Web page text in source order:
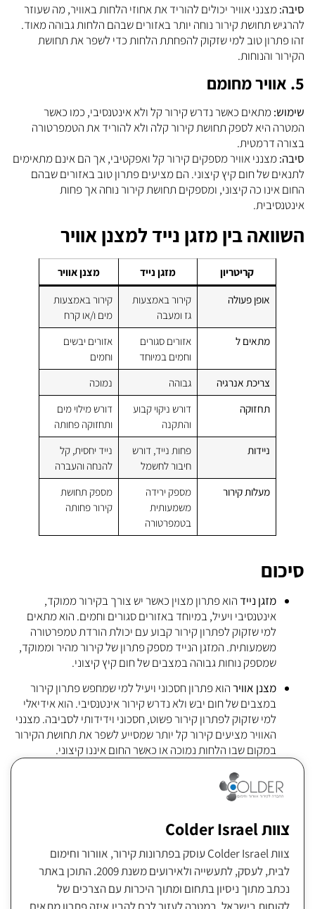
סיבה:מצנני אוויר יכולים להוריד את אחוזי הלחות באוויר, מה שעוזר
להרגיש תחושת קירור נוחה יותר באזורים שבהם הלחות גבוהה מאוד.
זהו פתרון טוב למי שזקוק להפחתת הלחות כדי לשפר את תחושת
הקירור והנוחות.
5. אוויר מחומם
שימוש:מתאים כאשר נדרש קירור קל ולא אינטנסיבי, כמו כאשר
המטרה היא לספק תחושת קירור קלה ולא להוריד את הטמפרטורה
בצורה דרמטית.
סיבה:מצנני אוויר מספקים קירור קל ואפקטיבי, אך הם אינם מתאימים
לתנאים של חום קיץ קיצוני. הם מציעים פתרון טוב באזורים שבהם
החום אינו כה קיצוני, ומספקים תחושת קירור נוחה אך פחות
אינטנסיבית.
השוואה בין מזגן נייד למצנן אוויר
קריטריון מזגן נייד
מצנן אוויר
אופן פעולה
קירור באמצעות
גז ומעבה
קירור באמצעות
מים ו/או קרח
מתאים ל
אזורים סגורים
וחמים במיוחד
אזורים יבשים
וחמים
צריכת אנרגיה
גבוהה
נמוכה
תחזוקה
דורש ניקוי קבוע
והתקנה
דורש מילוי מים
ותחזוקה פחותה
ניידות
פחות נייד, דורש
חיבור לחשמל
נייד יחסית, קל
להנחה והעברה
מעלות קירור
מספק ירידה
משמעותית
בטמפרטורה
מספק תחושת
קירור פחותה
סיכום
מזגן נייד הוא פתרון מצוין כאשר יש צורך בקירור ממוקד,
אינטנסיבי ויעיל, במיוחד באזורים סגורים וחמים. הוא מתאים
למי שזקוק לפתרון קירור קבוע עם יכולת הורדת טמפרטורה
משמעותית. המזגן הנייד מספק פתרון של קירור מהיר וממוקד,
שמספק נוחות גבוהה במצבים של חום קיץ קיצוני.
מצנן אווירהוא פתרון חסכוני ויעיל למי שמחפש פתרון קירור
במצבים של חום יבש ולא נדרש קירור אינטנסיבי. הוא אידיאלי
למי שזקוק לפתרון קירור פשוט, חסכוני וידידותי לסביבה. מצנני
האוויר מציעים קירור קל יותר שמסייע לשפר את תחושת הקירור
במקום שבו הלחות נמוכה או כאשר החום איננו קיצוני.
צוות Colder Israel
צוות Colder Israel עוסק בפתרונות קירור, אוורור וחימום
לבית, לעסק, לתעשייה ולאירועים משנת 2009. התוכן באתר
נכתב מתוך ניסיון בתחום ומתוך היכרות עם הצרכים של